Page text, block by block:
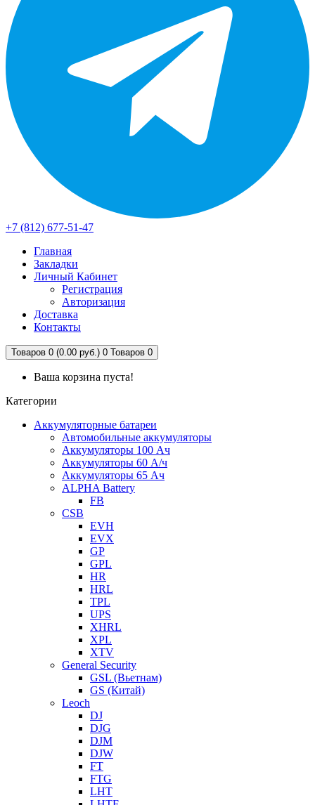
+7 (812) 677-51-47
Главная
Закладки
Личный Кабинет
Регистрация
Авторизация
Доставка
Контакты
Товаров 0 (0.00 руб.) 0 Товаров 0
Ваша корзина пуста!
Категории
Аккумуляторные батареи
Автомобильные аккумуляторы
Аккумуляторы 100 Ач
Аккумуляторы 60 А/ч
Аккумуляторы 65 Ач
ALPHA Battery
FB
CSB
EVH
EVX
GP
GPL
HR
HRL
TPL
UPS
XHRL
XPL
XTV
General Security
GSL (Вьетнам)
GS (Китай)
Leoch
DJ
DJG
DJM
DJW
FT
FTG
LHT